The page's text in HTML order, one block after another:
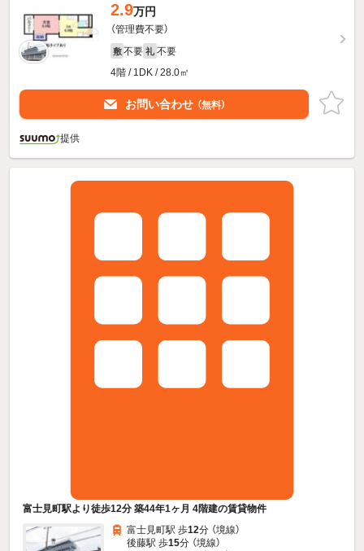
2.9万円
（管理費不要）
敷 不要 礼 不要
4階 / 1DK / 28.0㎡
お問い合わせ （無料）
提供
富士見町駅より徒歩12分 築44年1ヶ月 4階建の賃貸物件
富士見町駅 歩12分 （境線）
後藤駅 歩15分 （境線）